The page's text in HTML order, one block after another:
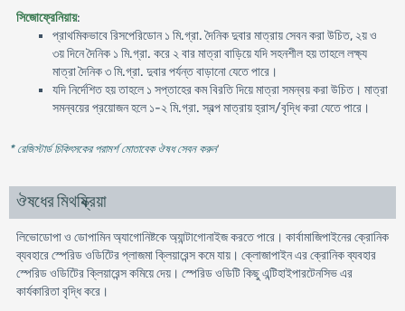
সিজোফ্রেনিয়ায়:
প্রাথমিকভাবে রিসপেরিডোন ১ মি.গ্রা. দৈনিক দুবার মাত্রায় সেবন করা উচিত, ২য় ও
৩য় দিনে দৈনিক ১ মি.গ্রা. করে ২ বার মাত্রা বাড়িয়ে যদি সহনশীল হয় তাহলে লক্ষ্য
মাত্রা দৈনিক ৩ মি.গ্রা. দুবার পর্যন্ত বাড়ানো যেতে পারে।
যদি নির্দেশিত হয় তাহলে ১ সপ্তাহের কম বিরতি দিয়ে মাত্রা সমন্বয় করা উচিত। মাত্রা
সমন্বয়ের প্রয়োজন হলে ১-২ মি.গ্রা. স্বল্প মাত্রায় হ্রাস/বৃদ্ধি করা যেতে পারে।
* রেজিস্টার্ড চিকিৎসকের পরামর্শ মোতাবেক ঔষধ সেবন করুন'
ঔষধের মিথষ্ক্রিয়া
লিভোডোপা ও ডোপামিন অ্যাগোনিষ্টকে অ্যান্টাগোনাইজ করতে পারে। কার্বামাজিপাইনের ক্রোনিক
ব্যবহারে স্পেরিড ওডিটিের প্লাজমা ক্লিয়ারেন্স কমে যায়। ক্লোজাপাইন এর ক্রোনিক ব্যবহার
স্পেরিড ওডিটিের ক্লিয়ারেন্স কমিয়ে দেয়। স্পেরিড ওডিটি কিছু এন্টিহাইপারটেনসিভ এর
কার্যকারিতা বৃদ্ধি করে।